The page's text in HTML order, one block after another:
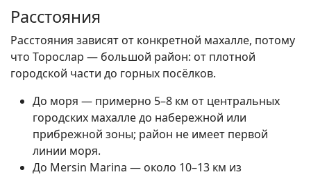
Расстояния
Расстояния зависят от конкретной махалле, потому
что Торослар — большой район: от плотной
городской части до горных посёлков.
До моря — примерно 5–8 км от центральных
городских махалле до набережной или
прибрежной зоны; район не имеет первой
линии моря.
До Mersin Marina — около 10–13 км из